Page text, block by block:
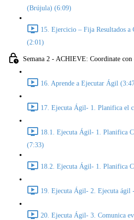
(Brújula) (6:09)
15. Ejercicio – Fija Resultados a
(2:01)
Semana 2 - ACHIEVE: Coordinate con
16. Aprende a Ejecutar Ágil
17. Ejecuta Ágil- 1. Planifica el
18.1. Ejecuta Ágil- 1. Planifica
(7:33)
18.2. Ejecuta Ágil- 1. Planifica
19. Ejecuta Ágil- 2. Ejecuta ágil
20. Ejecuta Ágil- 3. Comunica